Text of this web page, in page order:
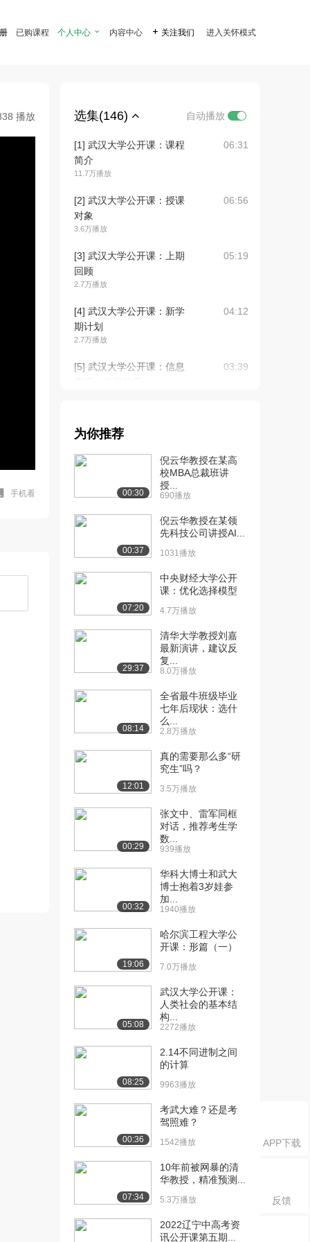
已购课程 个人中心  内容中心  关注我们 进入关怀模式
APP下载
反馈
播放
手机看
选集(146) 自动播放
[1] 武汉大学公开课：课程
简介
11.7万播放
06:31
[2] 武汉大学公开课：授课
对象
3.6万播放
06:56
[3] 武汉大学公开课：上期
回顾
2.7万播放
05:19
[4] 武汉大学公开课：新学
期计划
2.7万播放
04:12
[5] 武汉大学公开课：信息
03:39
信息检索的外国...
[7] 武汉大学公开课：帮你
10:15
[8] 武汉大学公开课：帮你
03:05
[9] 武汉大学公开课：防止
上当受骗一
2.5万播放
01:38
[10] 武汉大学公开课：防
2.4万播放
07:33
[11] 武汉大学公开课：防
01:44
[12] 武汉大学公开课：时
04:34
[13] 武汉大学公开课：时
02:15
[14] 武汉大学公开课：时
尚大师为你支招三
你的健康保驾护航...
你的健康保驾护航...
[17] 武汉大学公开课：为
你的健康保驾护航...
2.0万播放
[18] 武汉大学公开课：为
你的健康保驾护航...
2.1万播放
[19] 武汉大学公开课：畅
2.3万播放
[20] 武汉大学公开课：畅
2.0万播放
为你推荐
00:30
倪云华教授在某高
校MBA总裁班讲
授...
690播放
00:37
倪云华教授在某领
先科技公司讲授AI...
1031播放
07:20
中央财经大学公开
课：优化选择模型
4.7万播放
29:37
清华大学教授刘嘉
最新演讲，建议反
复...
8.0万播放
08:14
全省最牛班级毕业
七年后现状：选什
么...
2.8万播放
12:01
真的需要那么多“研
究生”吗？
3.5万播放
00:29
张文中、雷军同框
对话，推荐考生学
数...
939播放
00:32
华科大博士和武大
博士抱着3岁娃参
加...
1940播放
19:06
哈尔滨工程大学公
开课：形篇（一）
7.0万播放
05:08
武汉大学公开课：
人类社会的基本结
构...
2272播放
08:25
2.14不同进制之间
的计算
9963播放
00:36
考武大难？还是考
驾照难？
1542播放
07:34
10年前被网暴的清
华教授，精准预测...
5.3万播放
2022辽宁中高考资
讯公开课第五期...